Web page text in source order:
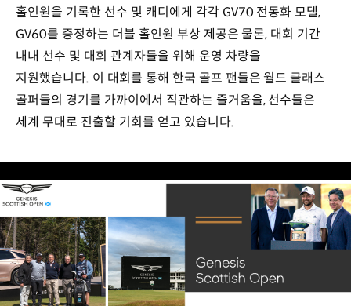
홀인원을 기록한 선수 및 캐디에게 각각 GV70 전동화 모델,
GV60를 증정하는 더블 홀인원 부상 제공은 물론, 대회 기간
내내 선수 및 대회 관계자들을 위해 운영 차량을
지원했습니다. 이 대회를 통해 한국 골프 팬들은 월드 클래스
골퍼들의 경기를 가까이에서 직관하는 즐거움을, 선수들은
세계 무대로 진출할 기회를 얻고 있습니다.